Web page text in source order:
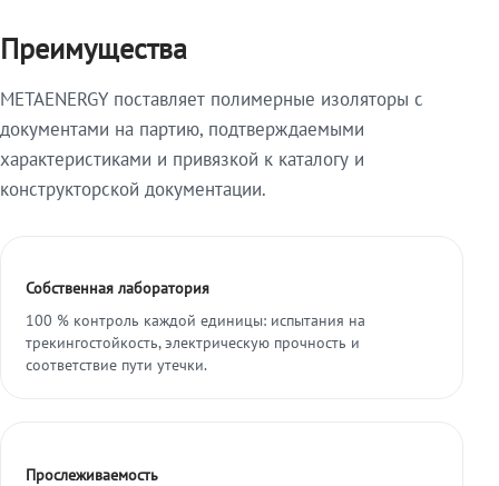
Преимущества
METAENERGY поставляет полимерные изоляторы с
документами на партию, подтверждаемыми
характеристиками и привязкой к каталогу и
конструкторской документации.
Собственная лаборатория
100 % контроль каждой единицы: испытания на
трекингостойкость, электрическую прочность и
соответствие пути утечки.
Прослеживаемость